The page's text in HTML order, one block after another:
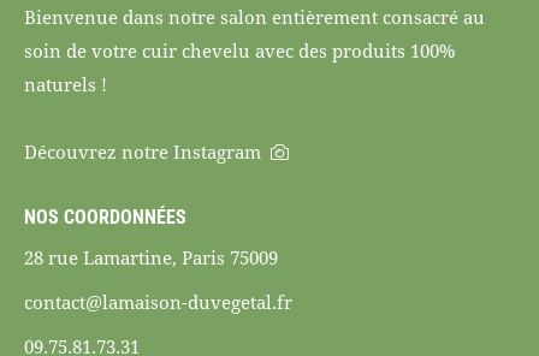
Bienvenue dans notre salon entièrement consacré au
soin de votre cuir chevelu avec des produits 100%
naturels !
Découvrez notre Instagram
NOS COORDONNÉES
28 rue Lamartine, Paris 75009
contact@lamaison-duvegetal.fr
09.75.81.73.31